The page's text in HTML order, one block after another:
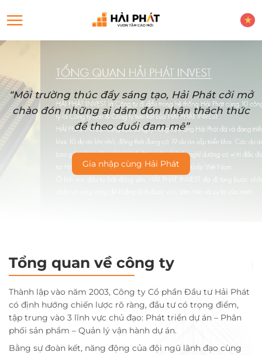
“Môi trường thúc đẩy sáng tạo, Hải Phát cởi mở
chào đón những ai dám đón nhận thách thức
để theo đuổi đam mê”
Gia nhập cùng Hải Phát
Tổng quan về công ty
Thành lập vào năm 2003, Công ty Cổ phần Đầu tư Hải Phát
có định hướng chiến lược rõ ràng, đầu tư có trọng điểm,
tập trung vào 3 lĩnh vực chủ đạo: Phát triển dự án – Phân
phối sản phẩm – Quản lý vận hành dự án.
Bằng sự đoàn kết, năng động của đội ngũ lãnh đạo cùng